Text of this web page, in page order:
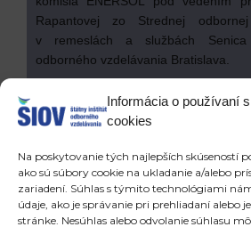
Informácia o používaní
cookies
Na poskytovanie tých najlepších skúseností
ako sú súbory cookie na ukladanie a/alebo
zariadení. Súhlas s týmito technológiami
údaje, ako je správanie pri prehliadaní alebo
stránke. Nesúhlas alebo odvolanie súhlasu
Rapantovej zo Strednej
v remeslách a službách
odborného vzdelávania Bratislava.